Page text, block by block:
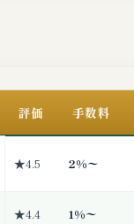
評価 手数料
★4.5 2%〜
★4.4 1%〜